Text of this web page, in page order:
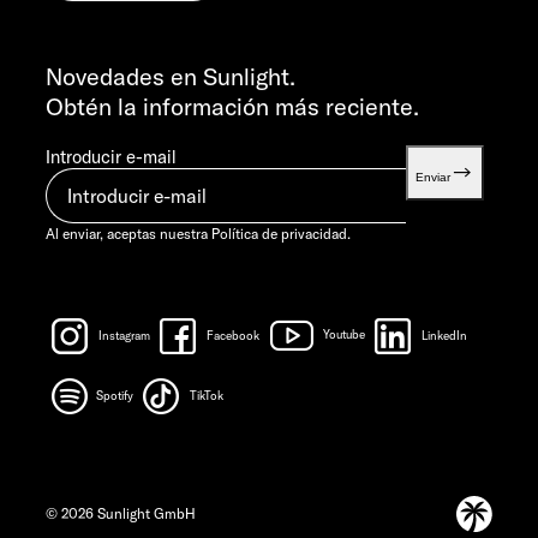
info@sunlight.de
Novedades en Sunlight.
Obtén la información más reciente.
Introducir e-mail
Enviar
Al enviar, aceptas nuestra Política de privacidad.
Instagram Facebook Youtube LinkedIn
Spotify TikTok
© 2026 Sunlight GmbH